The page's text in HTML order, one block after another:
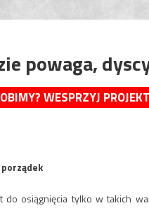
powaga,
WESPRZYJ
osiągnięcia tylko w takich